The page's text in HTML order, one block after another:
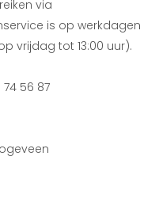
via
is op werkdagen
vrijdag tot 13:00 uur).
74 56 87